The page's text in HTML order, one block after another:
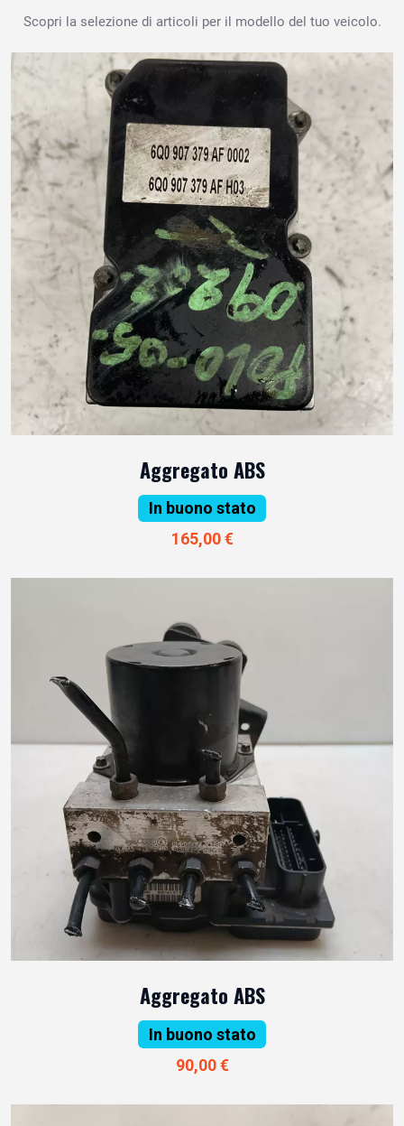
Scopri la selezione di articoli per il modello del tuo veicolo.
Aggregato ABS
In buono stato
165,00 €
Aggregato ABS
In buono stato
90,00 €